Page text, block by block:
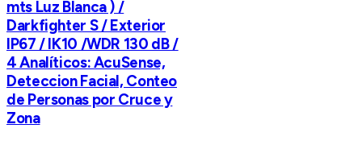
mts Luz Blanca ) /
Darkfighter S / Exterior
IP67 / IK10 /WDR 130 dB /
4 Analíticos: AcuSense,
Deteccion Facial, Conteo
de Personas por Cruce y
Zona